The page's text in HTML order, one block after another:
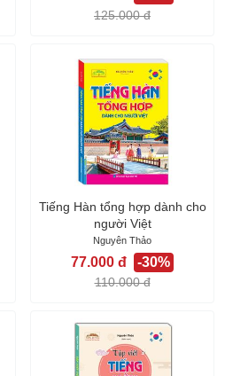
125.000 đ
Tiếng Hàn tổng hợp dành cho
người Việt
Nguyên Thảo
77.000 đ -30%
110.000 đ